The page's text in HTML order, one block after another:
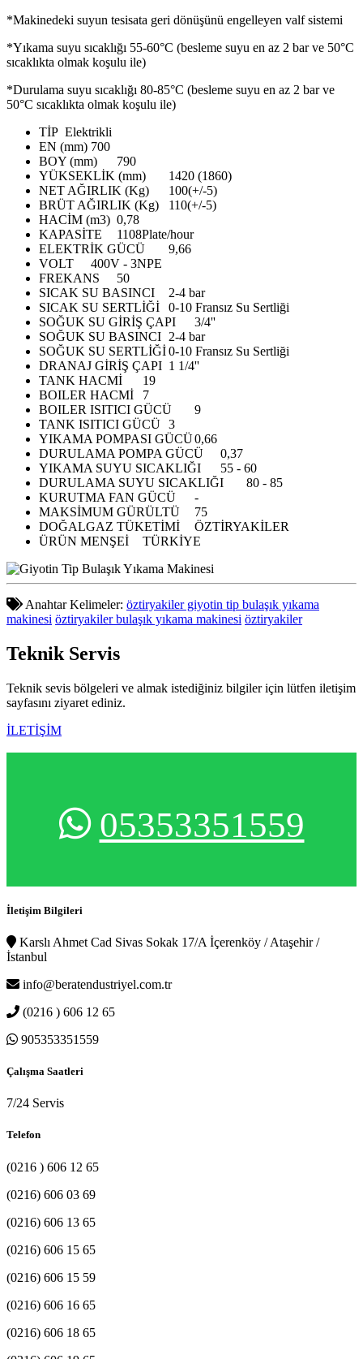
*Makinedeki suyun tesisata geri dönüşünü engelleyen valf sistemi
*Yıkama suyu sıcaklığı 55-60°C (besleme suyu en az 2 bar ve 50°C
sıcaklıkta olmak koşulu ile)
*Durulama suyu sıcaklığı 80-85°C (besleme suyu en az 2 bar ve
50°C sıcaklıkta olmak koşulu ile)
TİP Elektrikli
EN (mm) 700
BOY (mm)
790
YÜKSEKLİK (mm)
1420 (1860)
NET AĞIRLIK (Kg)
100(+/-5)
BRÜT AĞIRLIK (Kg)
110(+/-5)
HACİM (m3) 0,78
KAPASİTE
1108Plate/hour
ELEKTRİK GÜCÜ
9,66
VOLT
400V - 3NPE
FREKANS
50
SICAK SU BASINCI
2-4 bar
SICAK SU SERTLİĞİ
0-10 Fransız Su Sertliği
SOĞUK SU GİRİŞ ÇAPI
3/4''
SOĞUK SU BASINCI 2-4 bar
SOĞUK SU SERTLİĞİ0-10 Fransız Su Sertliği
DRANAJ GİRİŞ ÇAPI 1 1/4''
TANK HACMİ
19
BOILER HACMİ
7
BOILER ISITICI GÜCÜ
9
TANK ISITICI GÜCÜ 3
YIKAMA POMPASI GÜCÜ0,66
DURULAMA POMPA GÜCÜ
0,37
YIKAMA SUYU SICAKLIĞI
55 - 60
DURULAMA SUYU SICAKLIĞI
80 - 85
KURUTMA FAN GÜCÜ
-
MAKSİMUM GÜRÜLTÜ
75
DOĞALGAZ TÜKETİMİ
ÖZTİRYAKİLER
ÜRÜN MENŞEİ
TÜRKİYE
Anahtar Kelimeler: öztiryakiler giyotin tip bulaşık yıkama
makinesi öztiryakiler bulaşık yıkama makinesi öztiryakiler
Teknik Servis
Teknik sevis bölgeleri ve almak istediğiniz bilgiler için lütfen iletişim
sayfasını ziyaret ediniz.
İLETİŞİM
05353351559
İletişim Bilgileri
Karslı Ahmet Cad Sivas Sokak 17/A İçerenköy / Ataşehir /
İstanbul
info@beratendustriyel.com.tr
(0216 ) 606 12 65
905353351559
Çalışma Saatleri
7/24 Servis
Telefon
(0216 ) 606 12 65
(0216) 606 03 69
(0216) 606 13 65
(0216) 606 15 65
(0216) 606 15 59
(0216) 606 16 65
(0216) 606 18 65